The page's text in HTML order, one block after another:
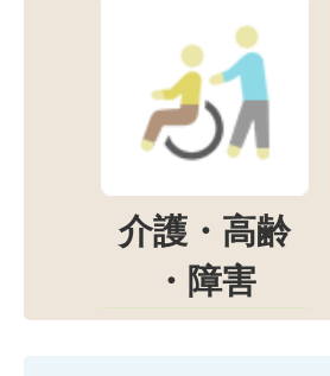
介護・高齢
・障害